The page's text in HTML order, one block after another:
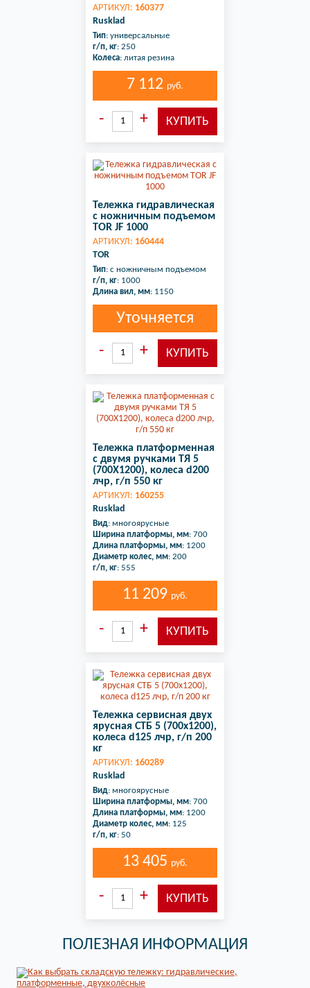
АРТИКУЛ: 160377
Rusklad
Тип: универсальные
г/п, кг: 250
Колеса: литая резина
7 112 руб.
Тележка гидравлическая
с ножничным подъемом
TOR JF 1000
АРТИКУЛ: 160444
TOR
Тип: с ножничным подъемом
г/п, кг: 1000
Длина вил, мм: 1150
Уточняется
Тележка платформенная
с двумя ручками ТЯ 5
(700X1200), колеса d200
лчр, г/п 550 кг
АРТИКУЛ: 160255
Rusklad
Вид: многоярусные
Ширина платформы, мм: 700
Длина платформы, мм: 1200
Диаметр колес, мм: 200
г/п, кг: 555
11 209 руб.
Тележка сервисная двух
ярусная СТБ 5 (700х1200),
колеса d125 лчр, г/п 200
кг
АРТИКУЛ: 160289
Rusklad
Вид: многоярусные
Ширина платформы, мм: 700
Длина платформы, мм: 1200
Диаметр колес, мм: 125
г/п, кг: 50
13 405 руб.
ПОЛЕЗНАЯ ИНФОРМАЦИЯ